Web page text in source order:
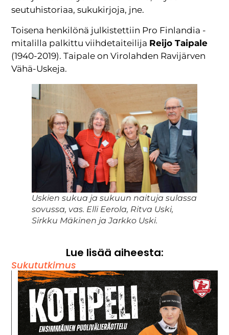
seutuhistoriaa, sukukirjoja, jne.
Toisena henkilönä julkistettiin Pro Finlandia -
mitalilla palkittu viihdetaiteilija Reijo Taipale
(1940-2019). Taipale on Virolahden Ravijärven
Vähä-Uskeja.
Uskien sukua ja sukuun naituja sulassa
sovussa, vas. Elli Eerola, Ritva Uski,
Sirkku Mäkinen ja Jarkko Uski.
Lue lisää aiheesta:
Sukututkimus